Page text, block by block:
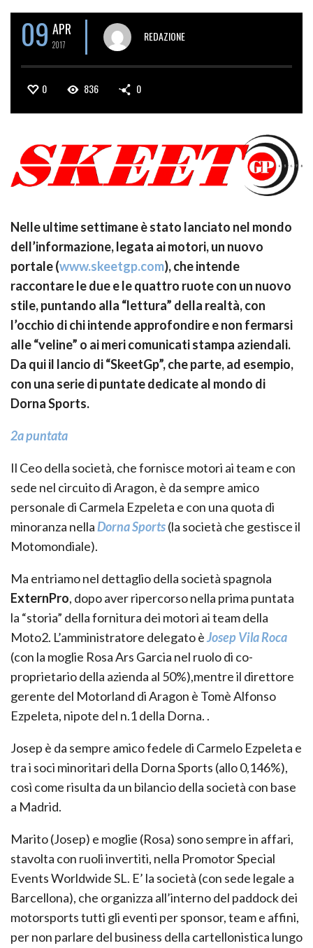
09 APR
2017
REDAZIONE
0 836 0
Nelle ultime settimane è stato lanciato nel mondo
dell’informazione, legata ai motori, un nuovo
portale (www.skeetgp.com), che intende
raccontare le due e le quattro ruote con un nuovo
stile, puntando alla “lettura” della realtà, con
l’occhio di chi intende approfondire e non fermarsi
alle “veline” o ai meri comunicati stampa aziendali.
Da qui il lancio di “SkeetGp”, che parte, ad esempio,
con una serie di puntate dedicate al mondo di
Dorna Sports.
2a puntata
Il Ceo della società, che fornisce motori ai team e con
sede nel circuito di Aragon, è da sempre amico
personale di Carmela Ezpeleta e con una quota di
minoranza nellaDorna Sports(la società che gestisce il
Motomondiale).
Ma entriamo nel dettaglio della società spagnola
ExternPro, dopo aver ripercorso nella prima puntata
la “storia” della fornitura dei motori ai team della
Moto2. L’amministratore delegato èJosep Vila Roca
(con la moglie Rosa Ars Garcia nel ruolo di co-
proprietario della azienda al 50%),mentre il direttore
gerente del Motorland di Aragon è Tomè Alfonso
Ezpeleta, nipote del n.1 della Dorna. .
Josep è da sempre amico fedele di Carmelo Ezpeleta e
tra i soci minoritari della Dorna Sports (allo 0,146%),
così come risulta da un bilancio della società con base
a Madrid.
Marito (Josep) e moglie (Rosa) sono sempre in affari,
stavolta con ruoli invertiti, nella Promotor Special
Events Worldwide SL. E’ la società (con sede legale a
Barcellona), che organizza all’interno del paddock dei
motorsports tutti gli eventi per sponsor, team e affini,
per non parlare del business della cartellonistica lungo